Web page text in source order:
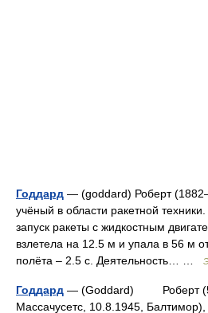
Годдард — (goddard) Роберт
учёный в области ракетной
запуск ракеты с жидкостным
взлетела на 12.5 м и упала в 56 м
полёта – 2.5 с. Деятельность… …
Годдард — (Goddard) Роберт
Массачусетс, 10.8.1945, Балтимор),